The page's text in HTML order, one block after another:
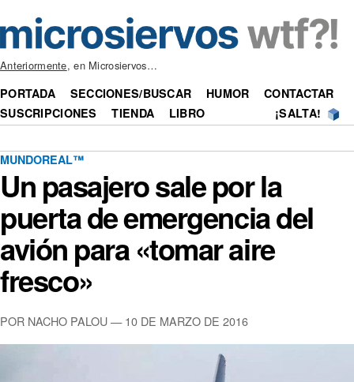
Anteriormente, en Microsiervos…
PORTADA SECCIONES/BUSCAR HUMOR
CONTACTAR
SUSCRIPCIONES
TIENDA LIBRO ¡SALTA!
MUNDOREAL™
Un pasajero sale por la
puerta de emergencia del
avión para «tomar aire
fresco»
POR NACHO PALOU —10 DE MARZO DE 2016